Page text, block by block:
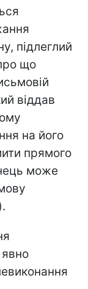
підлеглий
що
віддав
на його
прямого
може